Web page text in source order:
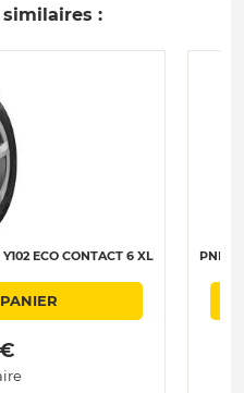
similaires :
ECO CONTACT 6 XL PNEU